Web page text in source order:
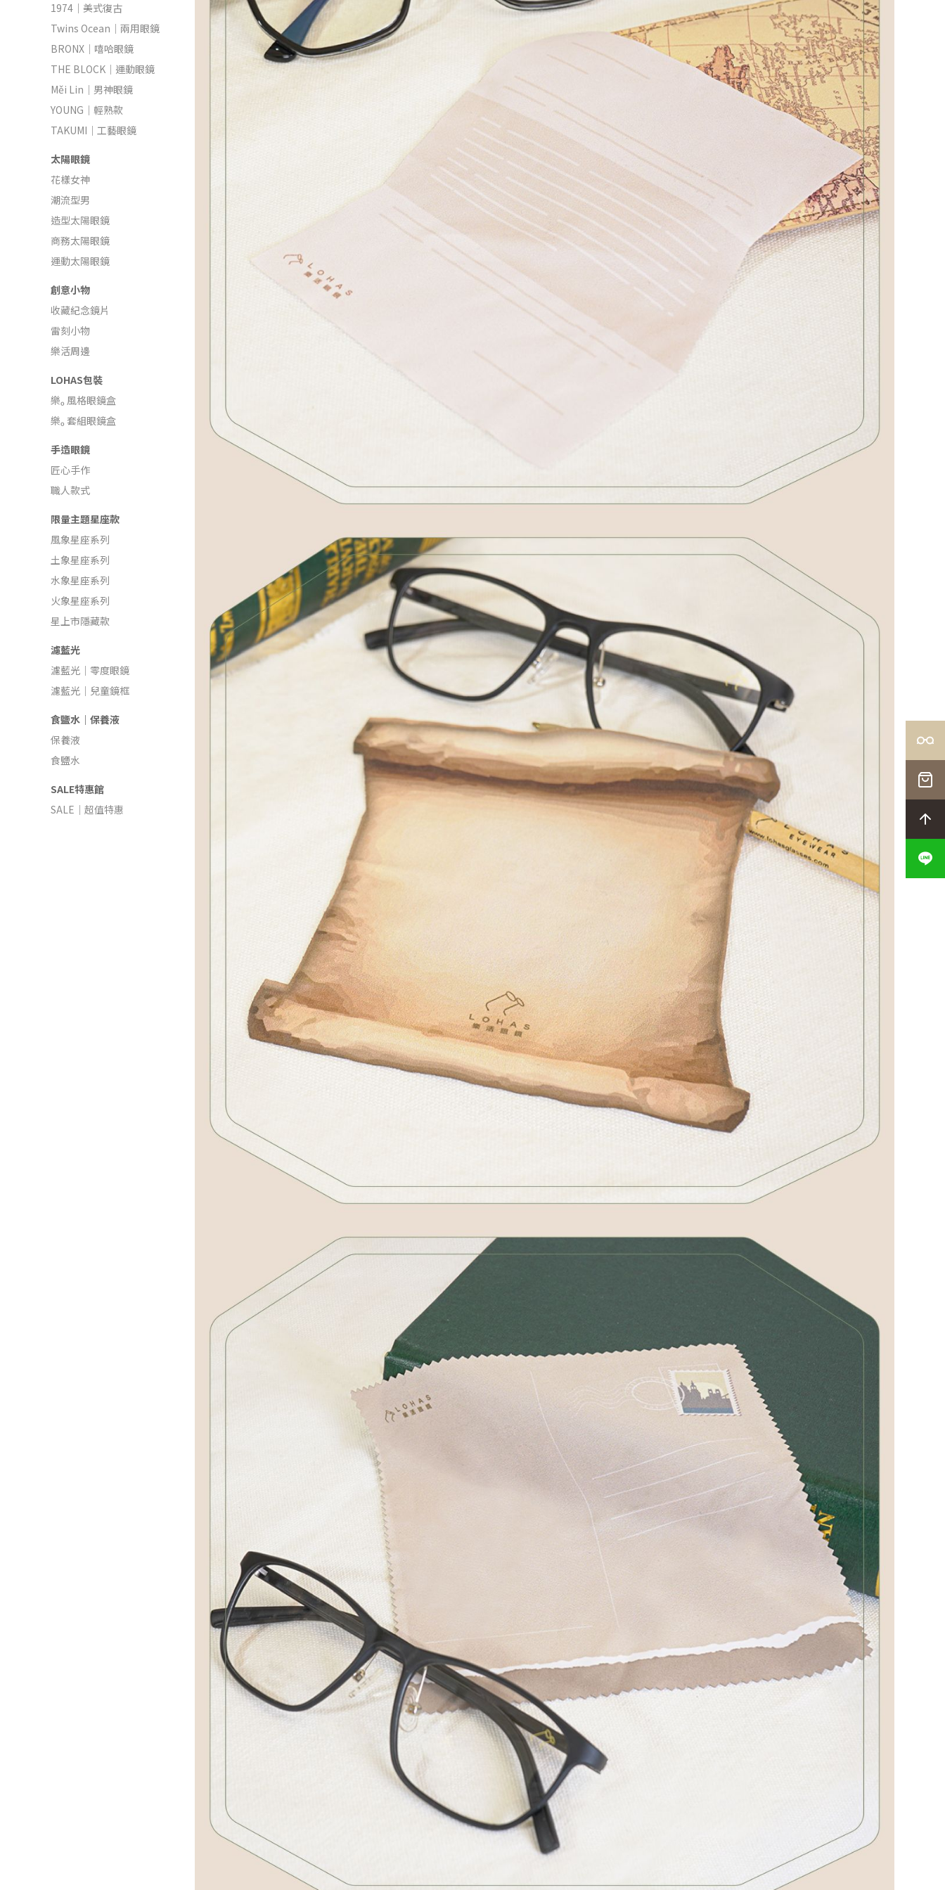
1974｜美式復古
Twins Ocean｜兩用眼鏡
BRONX｜嘻哈眼鏡
THE BLOCK｜運動眼鏡
Měi Lin｜男神眼鏡
YOUNG｜輕熟款
TAKUMI｜工藝眼鏡
太陽眼鏡
花樣女神
潮流型男
造型太陽眼鏡
商務太陽眼鏡
運動太陽眼鏡
創意小物
收藏紀念鏡片
雷刻小物
樂活周邊
LOHAS包裝
樂ₒ 風格眼鏡盒
樂ₒ 套組眼鏡盒
手造眼鏡
匠心手作
職人款式
限量主題星座款
風象星座系列
土象星座系列
水象星座系列
火象星座系列
星上市隱藏款
濾藍光
濾藍光｜零度眼鏡
濾藍光｜兒童鏡框
食鹽水｜保養液
保養液
食鹽水
SALE特惠館
SALE｜超值特惠